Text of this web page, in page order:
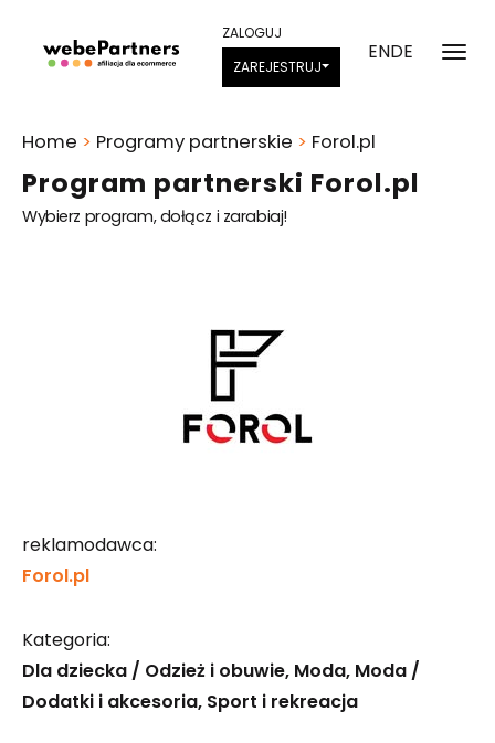
ENDE
ZALOGUJ
ZAREJESTRUJ
Program partnerski Forol.pl
Wybierz program, dołącz i zarabiaj!
Home > Programy partnerskie > Forol.pl
reklamodawca:
Forol.pl
Kategoria:
Dla dziecka / Odzież i obuwie Moda Moda /
Dodatki i akcesoria Sport i rekreacja